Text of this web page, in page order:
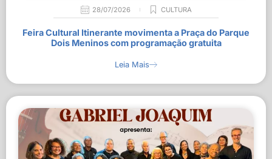
28/07/2026 CULTURA
Feira Cultural Itinerante movimenta a Praça do Parque
Dois Meninos com programação gratuita
Leia Mais